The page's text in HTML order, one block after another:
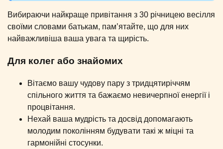
Вибираючи найкраще привітання з 30 річницею весілля
своїми словами батькам, пам’ятайте, що для них
найважливіша ваша увага та щирість.
Для колег або знайомих
Вітаємо вашу чудову пару з тридцятиріччям
спільного життя та бажаємо невичерпної енергії і
процвітання.
Нехай ваша мудрість та досвід допомагають
молодим поколінням будувати такі ж міцні та
гармонійні стосунки.